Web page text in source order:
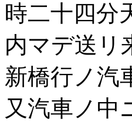
時二十四分
内マデ送
新橋行ノ汽
又汽車ノ中